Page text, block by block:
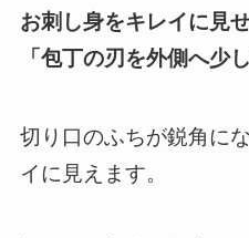
お刺し身をキレイに見
「包丁の刃を外側へ少
切り口のふちが鋭角に
イに見えます。